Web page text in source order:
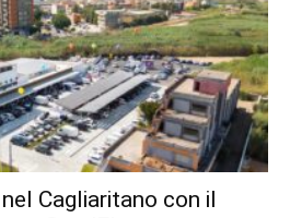
Cagliaritano con il